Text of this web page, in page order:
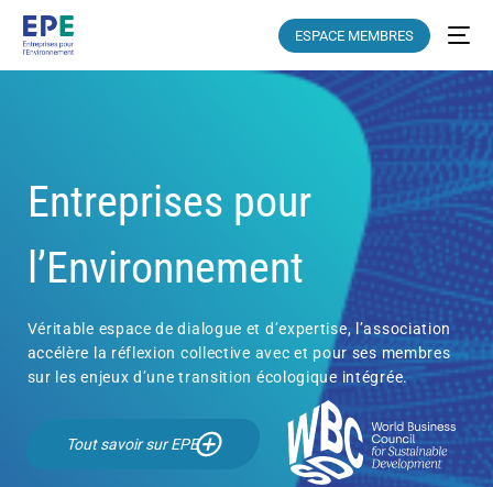
ESPACE MEMBRES
Entreprises pour
l’Environnement
Véritable espace de dialogue et d’expertise, l’association
accélère la réflexion collective avec et pour ses membres
sur les enjeux d’une transition écologique intégrée.
Tout savoir sur EPE